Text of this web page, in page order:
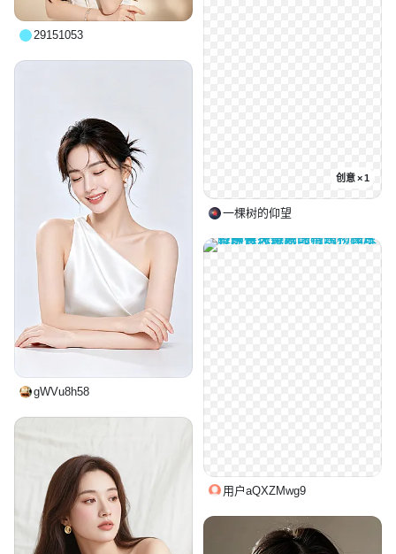
29151053
创意 × 1
一棵树的仰望
gWVu8h58
用户aQXZMwg9